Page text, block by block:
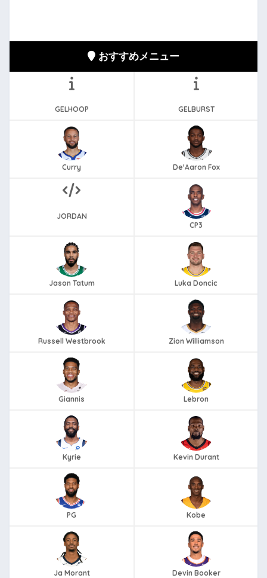
おすすめメニュー
GELHOOP GELBURST
Curry De'Aaron Fox
JORDAN
CP3
Jason Tatum Luka Doncic
Russell Westbrook Zion Williamson
Giannis Lebron
Kyrie Kevin Durant
PG Kobe
Ja Morant Devin Booker